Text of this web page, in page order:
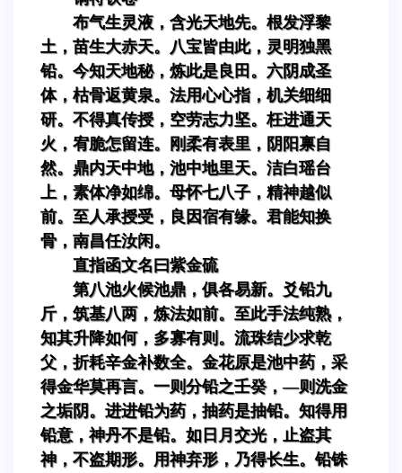
布气生灵液，含光天地先。根发浮黎
土，苗生大赤天。八宝皆由此，灵明独黑
铅。今知天地秘，炼此是良田。六阴成圣
体，枯骨返黄泉。法用心心指，机关细细
研。不得真传授，空劳志力坚。枉进通天
火，宥脆怎留连。刚柔有表里，阴阳禀自
然。鼎内天中地，池中地里天。洁白瑶台
上，素体净如绵。母怀七八子，精神越似
前。至人承授受，良因宿有缘。君能知换
骨，南昌任汝闲。
直指函文名曰紫金硫
第八池火候池鼎，俱各易新。爻铅九
斤，筑基八两，炼法如前。至此手法纯熟，
知其升降如何，多寡有则。流珠结少求乾
父，折耗辛金补数全。金花原是池中药，采
得金华莫再言。一则分铅之壬癸，—则洗金
之垢阴。进进铅为药，抽药是抽铅。知得用
铅意，神丹不是铅。如日月交光，止盗其
神，不盗期形。用神弃形，乃得长生。铅铢